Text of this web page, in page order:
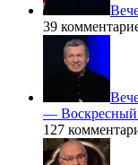
39
—
127